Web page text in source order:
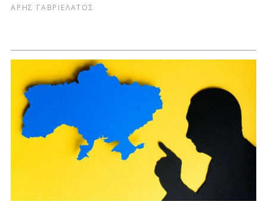
ΑΡΗΣ ΓΑΒΡΙΕΛΑΤΟΣ